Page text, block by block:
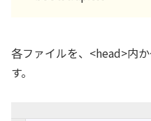
各ファイルを、<head>内
す。